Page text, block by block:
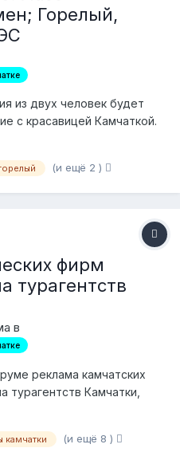
Горелый,
из двух человек будет
с красавицей Камчаткой.
диковата, то
одного человека,
Если кратко, то
(и ещё 2 )
фирм
турагентств
в
реклама камчатских
турагентств Камчатки,
— запрещена.
в области туризма на
камчатки (и ещё 8 )